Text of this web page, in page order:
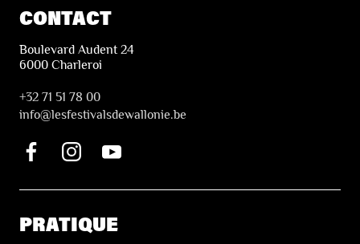
CONTACT
Boulevard Audent 24
6000 Charleroi
+32 71 51 78 00
info@lesfestivalsdewallonie.be
PRATIQUE